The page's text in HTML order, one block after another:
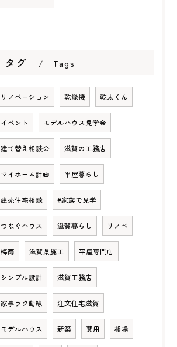
タグ Tags
リノベーション 乾燥機 乾太くん
イベント モデルハウス見学会
建て替え相談会 滋賀の工務店
マイホーム計画 平屋暮らし
建売住宅相談 #家族で見学
つなぐハウス 滋賀暮らし リノベ
梅雨 滋賀県施工 平屋専門店
シンプル設計 滋賀工務店
家事ラク動線 注文住宅滋賀
モデルハウス 新築 費用 相場